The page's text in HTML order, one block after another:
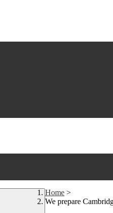
Home >
We prepare